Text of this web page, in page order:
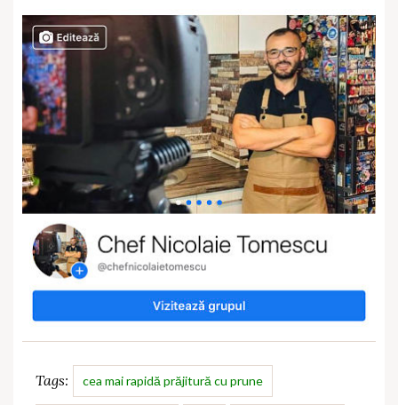
Tags: cea mai rapidă prăjitură cu prune